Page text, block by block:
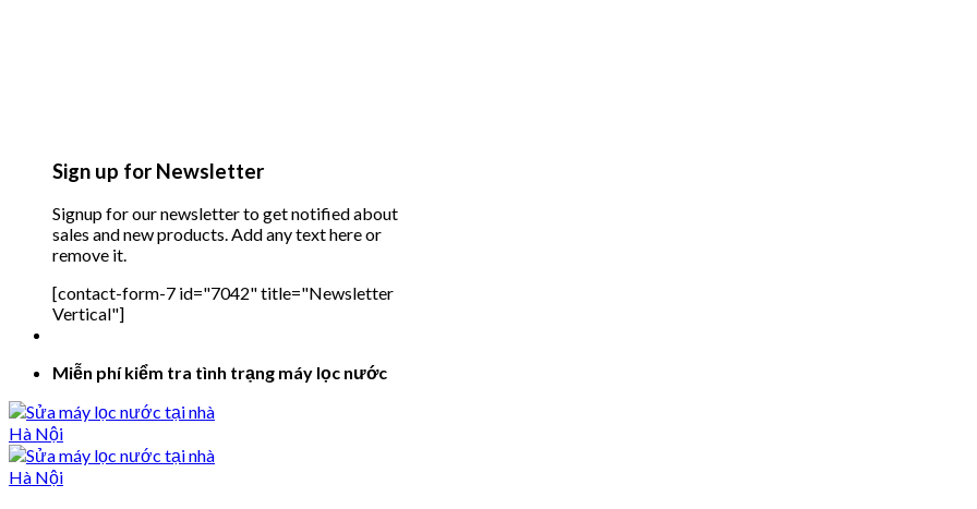
Sign up for Newsletter
Signup for our newsletter to get notified about
sales and new products. Add any text here or
remove it.
[contact-form-7 id="7042" title="Newsletter
Vertical"]
Miễn phí kiểm tra tình trạng máy lọc nước